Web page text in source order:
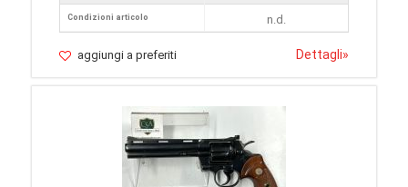
Condizioni articolo
n.d.
aggiungi a preferiti Dettagli»